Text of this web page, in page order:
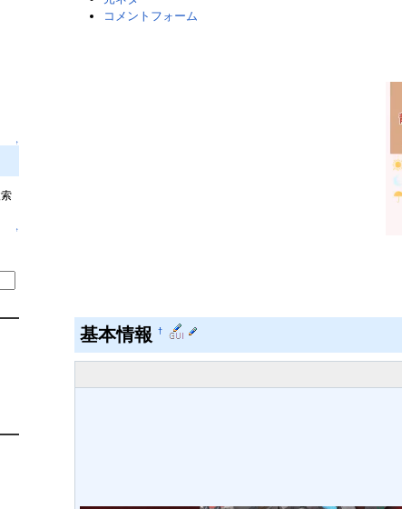
↑
↑
コメントフォーム
基本情報 †